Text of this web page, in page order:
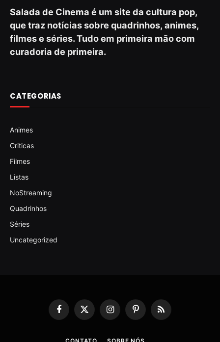
Salada de Cinema é um site da cultura pop,
que traz notícias sobre quadrinhos, animes,
filmes e séries. Tudo em primeira mão com
curadoria de primeira.
CATEGORIAS
Animes
Criticas
Filmes
Listas
NoStreaming
Quadrinhos
Séries
Uncategorized
Facebook
X
InstagramPinterestRSS